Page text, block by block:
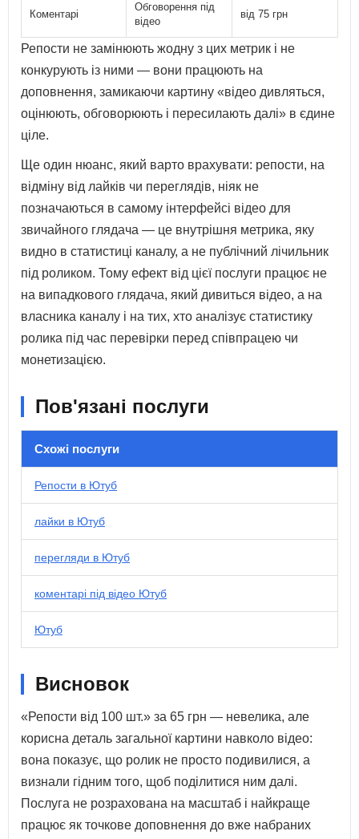
Коментарі
Обговорення під
відео
від 75 грн
Репости не замінюють жодну з цих метрик і не
конкурують із ними — вони працюють на
доповнення, замикаючи картину «відео дивляться,
оцінюють, обговорюють і пересилають далі» в єдине
ціле.
Ще один нюанс, який варто врахувати: репости, на
відміну від лайків чи переглядів, ніяк не
позначаються в самому інтерфейсі відео для
звичайного глядача — це внутрішня метрика, яку
видно в статистиці каналу, а не публічний лічильник
під роликом. Тому ефект від цієї послуги працює не
на випадкового глядача, який дивиться відео, а на
власника каналу і на тих, хто аналізує статистику
ролика під час перевірки перед співпрацею чи
монетизацією.
Пов'язані послуги
Схожі послуги
Репости в Ютуб
лайки в Ютуб
перегляди в Ютуб
коментарі під відео Ютуб
Ютуб
Висновок
«Репости від 100 шт.» за 65 грн — невелика, але
корисна деталь загальної картини навколо відео:
вона показує, що ролик не просто подивилися, а
визнали гідним того, щоб поділитися ним далі.
Послуга не розрахована на масштаб і найкраще
працює як точкове доповнення до вже набраних